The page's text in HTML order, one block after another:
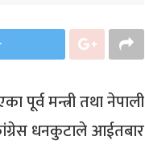
पूर्व मन्त्री तथा नेपाली
धनकुटाले आईतबार